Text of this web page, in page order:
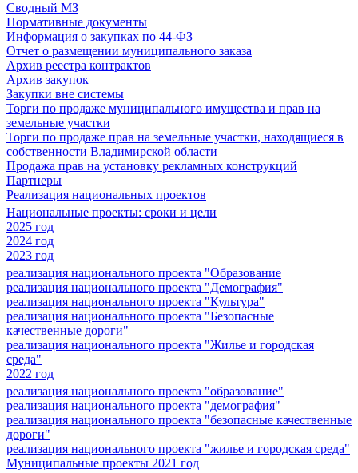
Сводный МЗ
Нормативные документы
Информация о закупках по 44-ФЗ
Отчет о размещении муниципального заказа
Архив реестра контрактов
Архив закупок
Закупки вне системы
Торги по продаже муниципального имущества и прав на
земельные участки
Торги по продаже прав на земельные участки, находящиеся в
собственности Владимирской области
Продажа прав на установку рекламных конструкций
Партнеры
Реализация национальных проектов
Национальные проекты: сроки и цели
2025 год
2024 год
2023 год
реализация национального проекта "Образование
реализация национального проекта "Демография"
реализация национального проекта "Культура"
реализация национального проекта "Безопасные
качественные дороги"
реализация национального проекта "Жилье и городская
среда"
2022 год
реализация национального проекта "образование"
реализация национального проекта "демография"
реализация национального проекта "безопасные качественные
дороги"
реализация национального проекта "жилье и городская среда"
Муниципальные проекты 2021 год